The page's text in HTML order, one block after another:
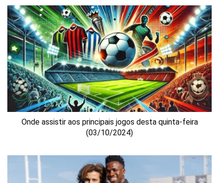
Onde assistir aos principais jogos desta quinta-feira
(03/10/2024)